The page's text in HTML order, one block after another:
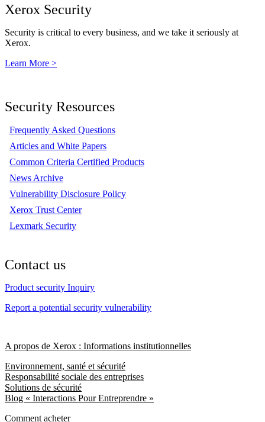
Xerox Security
Security is critical to every business, and we take it seriously at
Xerox.
Learn More >
Security Resources
Frequently Asked Questions
Articles and White Papers
Common Criteria Certified Products
News Archive
Vulnerability Disclosure Policy
Xerox Trust Center
Lexmark Security
Contact us
Product security Inquiry
Report a potential security vulnerability
A propos de Xerox : Informations institutionnelles
Environnement, santé et sécurité
Responsabilité sociale des entreprises
Solutions de sécurité
Blog « Interactions Pour Entreprendre »
Comment acheter